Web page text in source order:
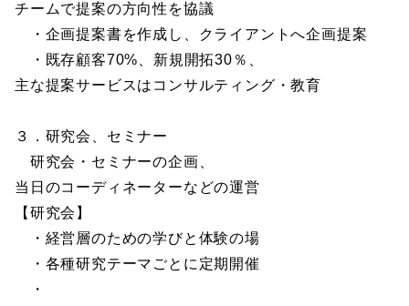
チームで提案の方向性を協議
・企画提案書を作成し、クライアントへ企画提案
・既存顧客70%、新規開拓30％、
主な提案サービスはコンサルティング・教育
３．研究会、セミナー
研究会・セミナーの企画、
当日のコーディネーターなどの運営
【研究会】
・経営層のための学びと体験の場
・各種研究テーマごとに定期開催
・